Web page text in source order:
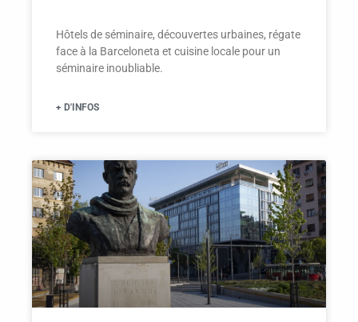
Hôtels de séminaire, découvertes urbaines, régate
face à la Barceloneta et cuisine locale pour un
séminaire inoubliable.
+ D'INFOS